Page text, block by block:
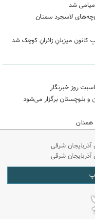
شد
لاسجرد سمنان
کانون میزبانِ زائرانِ کوچک شد
روز خبرنگار
بلوچستان برگزار می‌شود
آذربایجان شرقی
آذربایجان شرقی